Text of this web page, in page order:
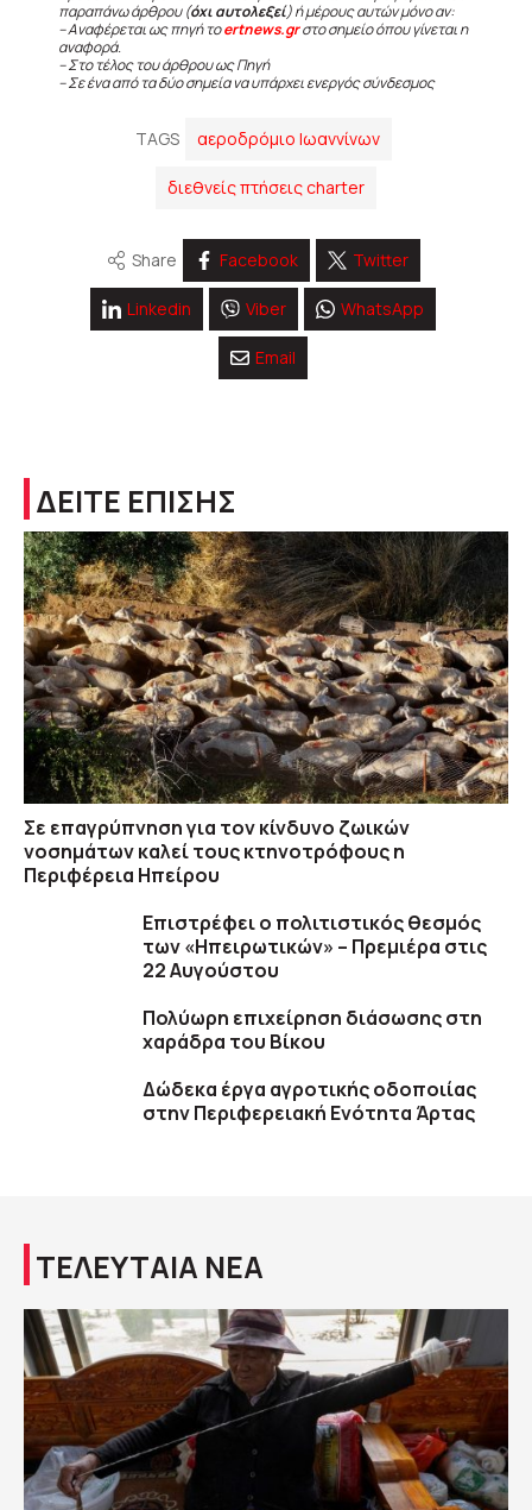
παραπάνω άρθρου (όχι αυτολεξεί) ή μέρους αυτών μόνο αν:
– Αναφέρεται ως πηγή τοertnews.grστο σημείο όπου γίνεται η
αναφορά.
– Στο τέλος του άρθρου ως Πηγή
– Σε ένα από τα δύο σημεία να υπάρχει ενεργός σύνδεσμος
TAGS αεροδρόμιο Ιωαννίνων
διεθνείς πτήσεις charter
Share Facebook Twitter
Linkedin Viber WhatsApp
Email
ΔΕΙΤΕ ΕΠΙΣΗΣ
Σε επαγρύπνηση για τον κίνδυνο ζωικών
νοσημάτων καλεί τους κτηνοτρόφους η
Περιφέρεια Ηπείρου
Επιστρέφει ο πολιτιστικός θεσμός
των «Ηπειρωτικών» – Πρεμιέρα στις
22 Αυγούστου
Πολύωρη επιχείρηση διάσωσης στη
χαράδρα του Βίκου
Δώδεκα έργα αγροτικής οδοποιίας
στην Περιφερειακή Ενότητα Άρτας
ΤΕΛΕΥΤΑΙΑ ΝΕΑ